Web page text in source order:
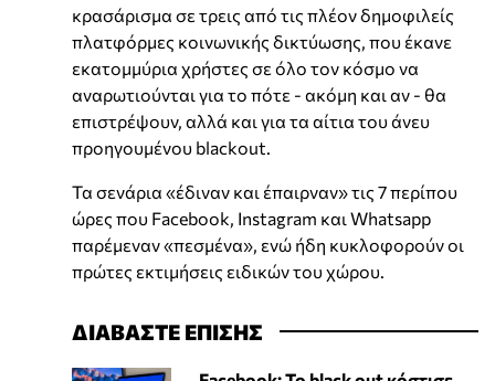
κρασάρισμα σε τρεις από τις πλέον δημοφιλείς
πλατφόρμες κοινωνικής δικτύωσης, που έκανε
εκατομμύρια χρήστες σε όλο τον κόσμο να
αναρωτιούνται για το πότε - ακόμη και αν - θα
επιστρέψουν, αλλά και για τα αίτια του άνευ
προηγουμένου blackout.
Τα σενάρια «έδιναν και έπαιρναν» τις 7 περίπου
ώρες που Facebook, Instagram και Whatsapp
παρέμεναν «πεσμένα», ενώ ήδη κυκλοφορούν οι
πρώτες εκτιμήσεις ειδικών του χώρου.
ΔΙΑΒΑΣΤΕ ΕΠΙΣΗΣ